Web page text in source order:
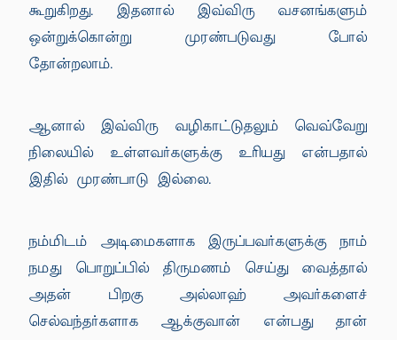
கூறுகிறது. இதனால் இவ்விரு வசனங்களும்
ஒன்றுக்கொன்று முரண்படுவது போல்
தோன்றலாம்.
ஆனால் இவ்விரு வழிகாட்டுதலும் வெவ்வேறு
நிலையில் உள்ளவர்களுக்கு உரியது என்பதால்
இதில் முரண்பாடு இல்லை.
நம்மிடம் அடிமைகளாக இருப்பவர்களுக்கு நாம்
நமது பொறுப்பில் திருமணம் செய்து வைத்தால்
அதன் பிறகு அல்லாஹ் அவர்களைச்
செல்வந்தர்களாக ஆக்குவான் என்பது தான்